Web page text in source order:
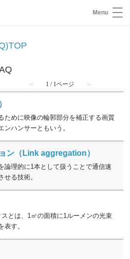
Menu
≪ 1 / 1ページ ≫
ために映像の輪郭部分を補正する画質
ハンサーともいう。
ン（Link aggregation）
論理的に1本として扱うことで通信速
せる技術。
とは、1㎡の面積に1ルーメンの光束
表す。